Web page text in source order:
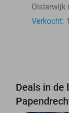
Oisterwijk
Verkocht:
Deals in de